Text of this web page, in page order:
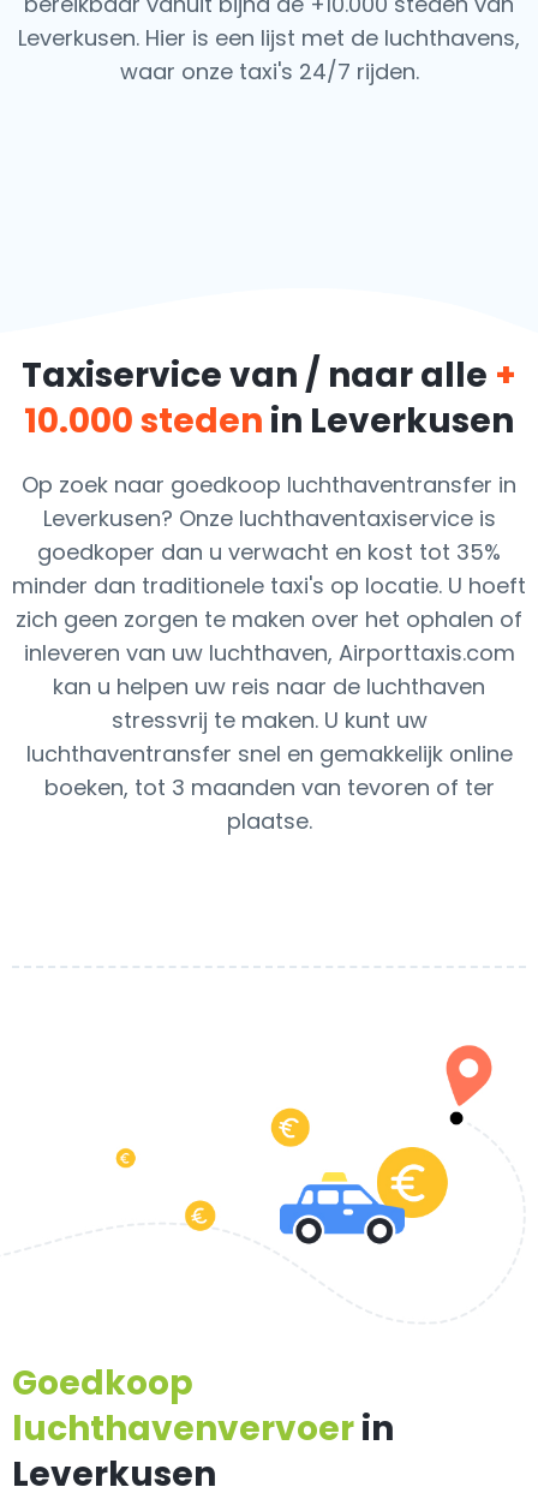
Leverkusen. Hier is een lijst met de luchthavens,
waar onze taxi's 24/7 rijden.
Taxiservice van / naar alle +
10.000 steden in Leverkusen
Op zoek naar goedkoop luchthaventransfer in
Leverkusen? Onze luchthaventaxiservice is
goedkoper dan u verwacht en kost tot 35%
minder dan traditionele taxi's op locatie. U hoeft
zich geen zorgen te maken over het ophalen of
inleveren van uw luchthaven, Airporttaxis.com
kan u helpen uw reis naar de luchthaven
stressvrij te maken. U kunt uw
luchthaventransfer snel en gemakkelijk online
boeken, tot 3 maanden van tevoren of ter
plaatse.
Goedkoop
luchthavenvervoerin
Leverkusen